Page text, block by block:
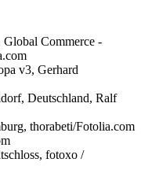
Commerce -
v3, Gerhard
Deutschland, Ralf
thorabeti/Fotolia.com
fotoxo /